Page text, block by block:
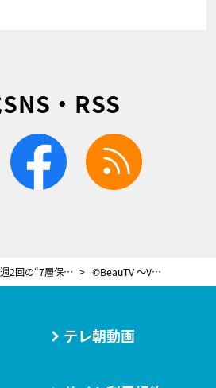
・RSS
twitter facebook
週2回の“7層保湿術”で北風に負けない肌に！「ミルフィーユ塗り」を伝授 ©BeauTV ～VOCE
テレ朝動画